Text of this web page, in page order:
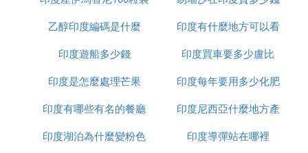
多少錢
一粒
乙醇印度編碼是什麼
印度有什麼地方可以看
到太陽
印度遊船多少錢
印度買車要多少盧比
印度是怎麼處理芒果
印度每年要用多少化肥
印度有哪些有名的餐廳
印度尼西亞什麼地方產
榴槤
印度湖泊為什麼變粉色
印度導彈站在哪裡